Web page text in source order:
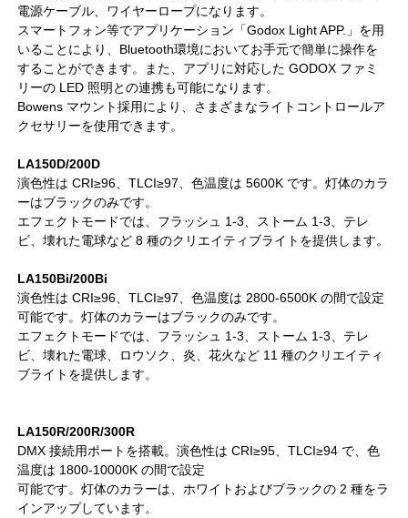
電源ケーブル、ワイヤーロープになります。
スマートフォン等でアプリケーション「Godox Light APP.」を用
いることにより、Bluetooth環境においてお手元で簡単に操作を
することができます。また、アプリに対応した GODOX ファミ
リーの LED 照明との連携も可能になります。
Bowens マウント採用により、さまざまなライトコントロールア
クセサリーを使用できます。
LA150D/200D
演色性は CRI≥96、TLCI≥97、色温度は 5600K です。灯体のカラ
ーはブラックのみです。
エフェクトモードでは、フラッシュ 1-3、ストーム 1-3、テレ
ビ、壊れた電球など 8 種のクリエイティブライトを提供します。
LA150Bi/200Bi
演色性は CRI≥96、TLCI≥97、色温度は 2800-6500K の間で設定
可能です。灯体のカラーはブラックのみです。
エフェクトモードでは、フラッシュ 1-3、ストーム 1-3、テレ
ビ、壊れた電球、ロウソク、炎、花火など 11 種のクリエイティ
ブライトを提供します。
LA150R/200R/300R
DMX 接続用ポートを搭載。演色性は CRI≥95、TLCI≥94 で、色
温度は 1800-10000K の間で設定
可能です。灯体のカラーは、ホワイトおよびブラックの 2 種をラ
インアップしています。